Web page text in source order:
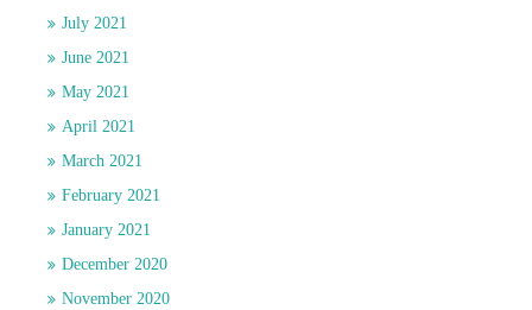
July 2021
June 2021
May 2021
April 2021
March 2021
February 2021
January 2021
December 2020
November 2020